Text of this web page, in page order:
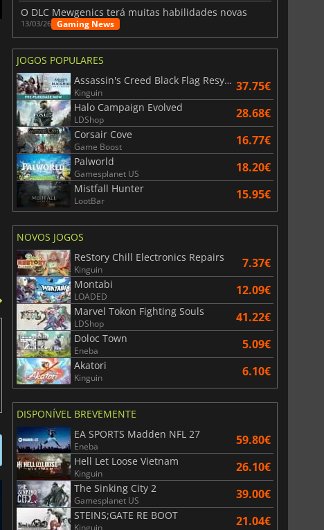
O DLC Mewgenics terá muitas habilidades novas
13/03/26 Gaming News
JOGOS POPULARES
Assassin's Creed Black Flag Resynced
Kinguin 37.75€
Halo Campaign Evolved
LDShop 28.68€
Corsair Cove
Game Boost 16.77€
Palworld
Gamesplanet US 18.20€
Mistfall Hunter
LootBar 15.95€
NOVOS JOGOS
ReStory Chill Electronics Repairs
Kinguin 7.37€
Montabi
LOADED 12.09€
Marvel Tokon Fighting Souls
LDShop 41.22€
Doloc Town
Eneba 5.09€
Akatori
Kinguin 6.10€
DISPONÍVEL BREVEMENTE
EA SPORTS Madden NFL 27
Eneba 59.80€
Hell Let Loose Vietnam
Kinguin 26.10€
The Sinking City 2
Gamesplanet US 39.00€
STEINS;GATE RE BOOT
Kinguin 21.04€